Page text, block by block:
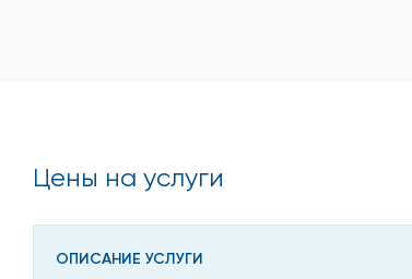
Цены на услуги
ОПИСАНИЕ УСЛУГИ